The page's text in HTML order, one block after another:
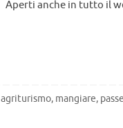
Aperti anche in tutto il
agriturismo, mangiare,